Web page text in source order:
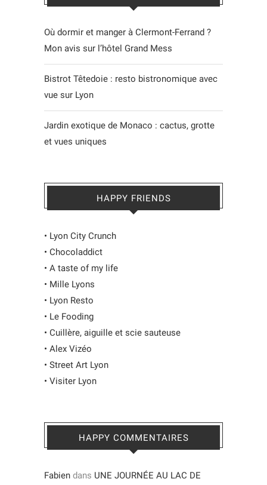
Où dormir et manger à Clermont-Ferrand ?
Mon avis sur l’hôtel Grand Mess
Bistrot Têtedoie : resto bistronomique avec
vue sur Lyon
Jardin exotique de Monaco : cactus, grotte
et vues uniques
HAPPY FRIENDS
• Lyon City Crunch
• Chocoladdict
• A taste of my life
• Mille Lyons
• Lyon Resto
• Le Fooding
• Cuillère, aiguille et scie sauteuse
• Alex Vizéo
• Street Art Lyon
• Visiter Lyon
HAPPY COMMENTAIRES
Fabien dans UNE JOURNÉE AU LAC DE